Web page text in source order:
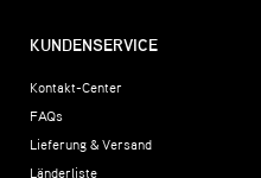
KUNDENSERVICE
Kontakt-Center
FAQs
Lieferung & Versand
Länderliste